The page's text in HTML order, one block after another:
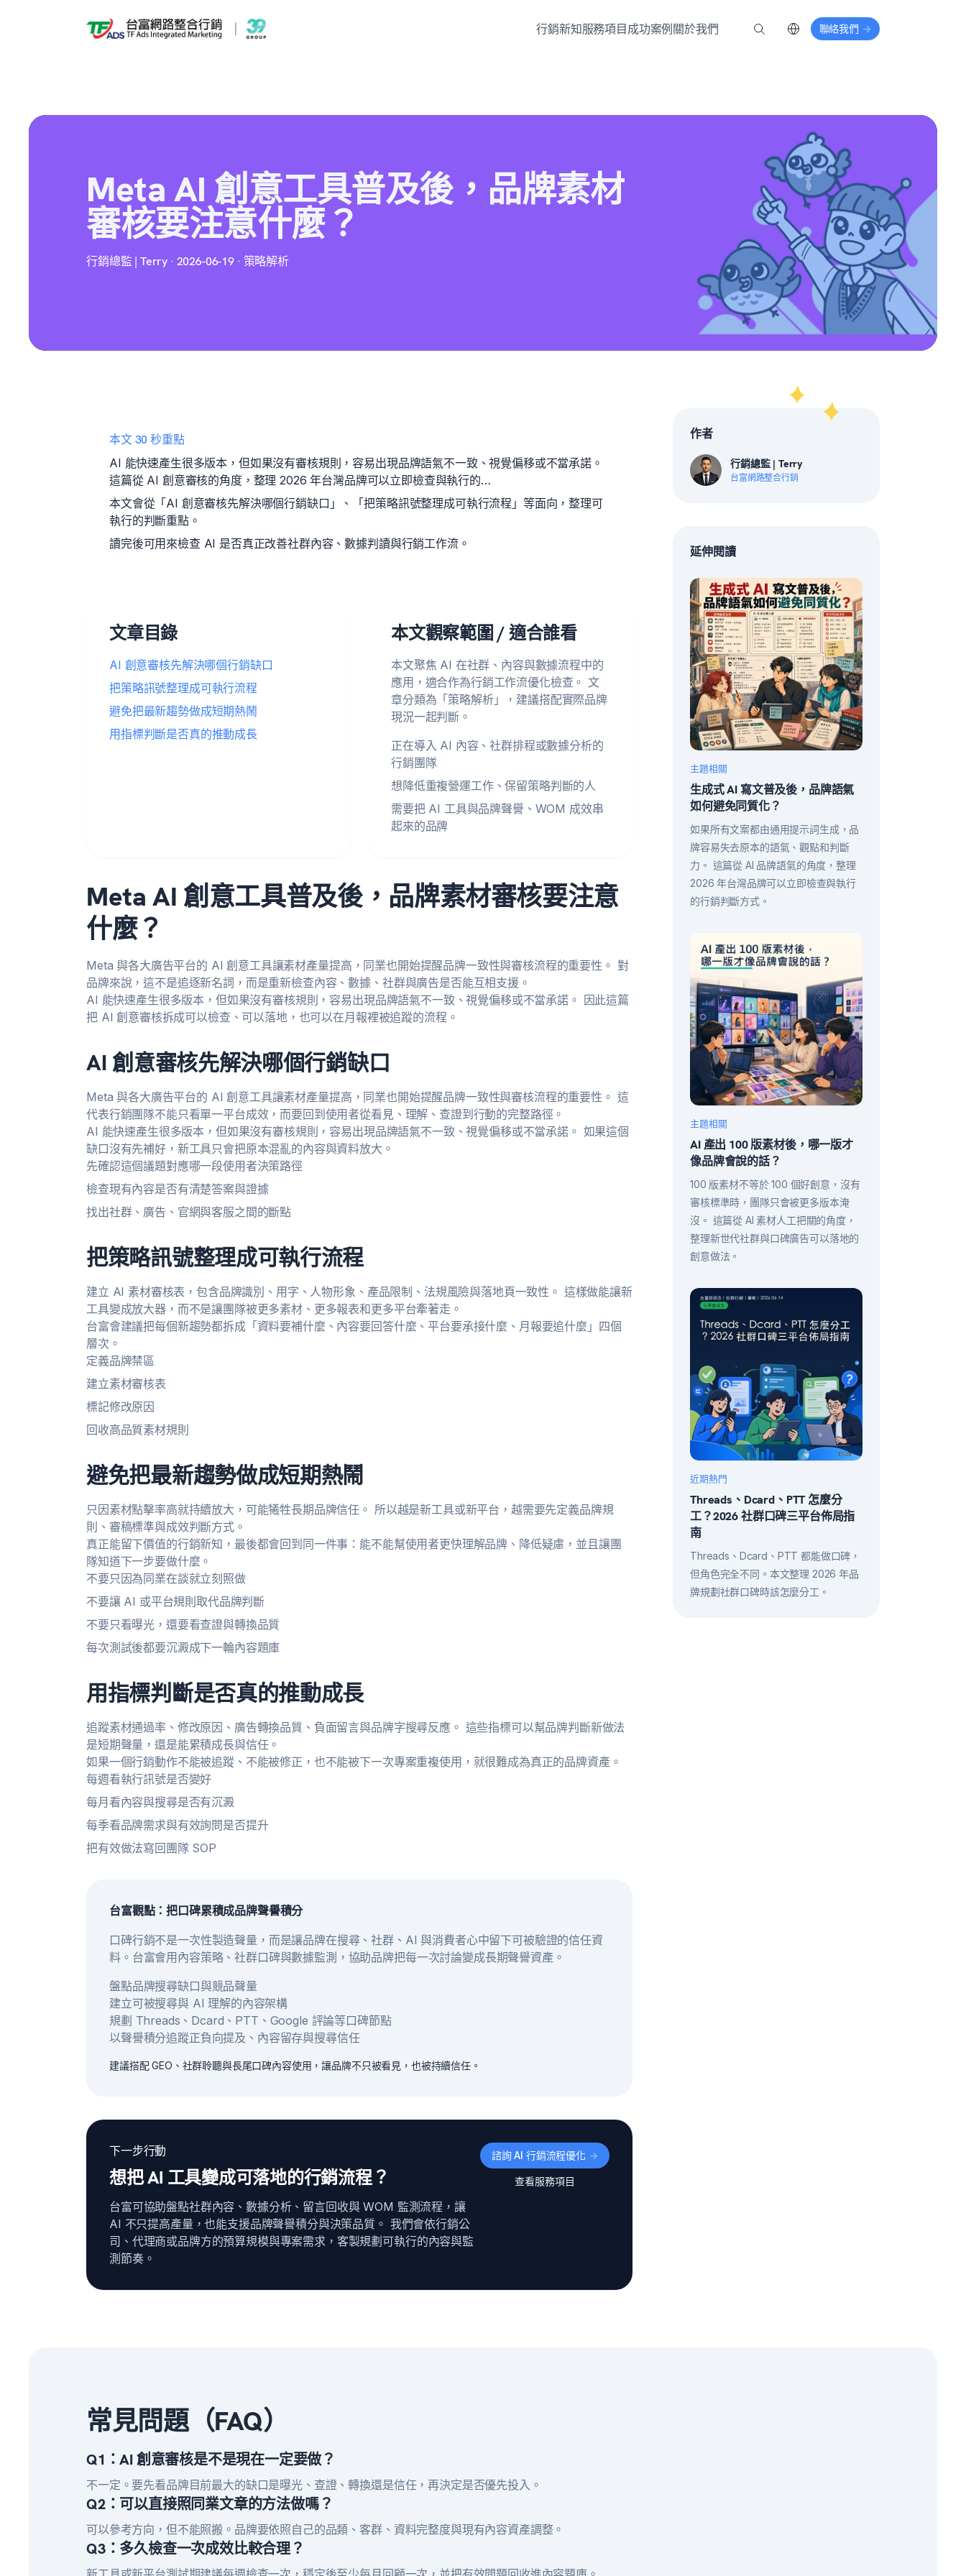
行銷新知服務項目 成功案例 關於我們 聯絡我們 ->
Meta AI 創意工具普及後，品牌素材
審核要注意什麼？
行銷總監 | Terry · 2026-06-19 · 策略解析
本文 30 秒重點
AI 能快速產生很多版本，但如果沒有審核規則，容易出現品牌語氣不一致、視覺偏移或不當承諾。
這篇從 AI 創意審核的角度，整理 2026 年台灣品牌可以立即檢查與執行的…
本文會從「AI 創意審核先解決哪個行銷缺口」、「把策略訊號整理成可執行流程」等面向，整理可
執行的判斷重點。
讀完後可用來檢查 AI 是否真正改善社群內容、數據判讀與行銷工作流。
文章目錄
AI 創意審核先解決哪個行銷缺口
把策略訊號整理成可執行流程
避免把最新趨勢做成短期熱鬧
用指標判斷是否真的推動成長
本文觀察範圍 / 適合誰看
本文聚焦 AI 在社群、內容與數據流程中的
應用，適合作為行銷工作流優化檢查。 文
章分類為「策略解析」，建議搭配實際品牌
現況一起判斷。
正在導入 AI 內容、社群排程或數據分析的
行銷團隊
想降低重複營運工作、保留策略判斷的人
需要把 AI 工具與品牌聲譽、WOM 成效串
起來的品牌
Meta AI 創意工具普及後，品牌素材審核要注意
什麼？
Meta 與各大廣告平台的 AI 創意工具讓素材產量提高，同業也開始提醒品牌一致性與審核流程的重要性。 對
品牌來說，這不是追逐新名詞，而是重新檢查內容、數據、社群與廣告是否能互相支援。
AI 能快速產生很多版本，但如果沒有審核規則，容易出現品牌語氣不一致、視覺偏移或不當承諾。 因此這篇
把 AI 創意審核拆成可以檢查、可以落地，也可以在月報裡被追蹤的流程。
AI 創意審核先解決哪個行銷缺口
Meta 與各大廣告平台的 AI 創意工具讓素材產量提高，同業也開始提醒品牌一致性與審核流程的重要性。 這
代表行銷團隊不能只看單一平台成效，而要回到使用者從看見、理解、查證到行動的完整路徑。
AI 能快速產生很多版本，但如果沒有審核規則，容易出現品牌語氣不一致、視覺偏移或不當承諾。 如果這個
缺口沒有先補好，新工具只會把原本混亂的內容與資料放大。
先確認這個議題對應哪一段使用者決策路徑
檢查現有內容是否有清楚答案與證據
找出社群、廣告、官網與客服之間的斷點
把策略訊號整理成可執行流程
建立 AI 素材審核表，包含品牌識別、用字、人物形象、產品限制、法規風險與落地頁一致性。 這樣做能讓新
工具變成放大器，而不是讓團隊被更多素材、更多報表和更多平台牽著走。
台富會建議把每個新趨勢都拆成「資料要補什麼、內容要回答什麼、平台要承接什麼、月報要追什麼」四個
層次。
定義品牌禁區
建立素材審核表
標記修改原因
回收高品質素材規則
避免把最新趨勢做成短期熱鬧
只因素材點擊率高就持續放大，可能犧牲長期品牌信任。 所以越是新工具或新平台，越需要先定義品牌規
則、審稿標準與成效判斷方式。
真正能留下價值的行銷新知，最後都會回到同一件事：能不能幫使用者更快理解品牌、降低疑慮，並且讓團
隊知道下一步要做什麼。
不要只因為同業在談就立刻照做
不要讓 AI 或平台規則取代品牌判斷
不要只看曝光，還要看查證與轉換品質
每次測試後都要沉澱成下一輪內容題庫
用指標判斷是否真的推動成長
追蹤素材通過率、修改原因、廣告轉換品質、負面留言與品牌字搜尋反應。 這些指標可以幫品牌判斷新做法
是短期聲量，還是能累積成長與信任。
如果一個行銷動作不能被追蹤、不能被修正，也不能被下一次專案重複使用，就很難成為真正的品牌資產。
每週看執行訊號是否變好
每月看內容與搜尋是否有沉澱
每季看品牌需求與有效詢問是否提升
把有效做法寫回團隊 SOP
台富觀點：把口碑累積成品牌聲譽積分
口碑行銷不是一次性製造聲量，而是讓品牌在搜尋、社群、AI 與消費者心中留下可被驗證的信任資
料。台富會用內容策略、社群口碑與數據監測，協助品牌把每一次討論變成長期聲譽資產。
盤點品牌搜尋缺口與競品聲量
建立可被搜尋與 AI 理解的內容架構
規劃 Threads、Dcard、PTT、Google 評論等口碑節點
以聲譽積分追蹤正負向提及、內容留存與搜尋信任
建議搭配 GEO、社群聆聽與長尾口碑內容使用，讓品牌不只被看見，也被持續信任。
下一步行動
想把 AI 工具變成可落地的行銷流程？
台富可協助盤點社群內容、數據分析、留言回收與 WOM 監測流程，讓
AI 不只提高產量，也能支援品牌聲譽積分與決策品質。 我們會依行銷公
司、代理商或品牌方的預算規模與專案需求，客製規劃可執行的內容與監
測節奏。
諮詢 AI 行銷流程優化 ->
查看服務項目
作者
行銷總監 | Terry
台富網路整合行銷
延伸閱讀
主題相關
生成式 AI 寫文普及後，品牌語氣
如何避免同質化？
如果所有文案都由通用提示詞生成，品
牌容易失去原本的語氣、觀點和判斷
力。 這篇從 AI 品牌語氣的角度，整理
2026 年台灣品牌可以立即檢查與執行
的行銷判斷方式。
主題相關
AI 產出 100 版素材後，哪一版才
像品牌會說的話？
100 版素材不等於 100 個好創意，沒有
審核標準時，團隊只會被更多版本淹
沒。 這篇從 AI 素材人工把關的角度，
整理新世代社群與口碑廣告可以落地的
創意做法。
近期熱門
Threads、Dcard、PTT 怎麼分
工？2026 社群口碑三平台佈局指
南
Threads、Dcard、PTT 都能做口碑，
但角色完全不同。本文整理 2026 年品
牌規劃社群口碑時該怎麼分工。
常見問題（FAQ）
Q1：AI 創意審核是不是現在一定要做？
不一定。要先看品牌目前最大的缺口是曝光、查證、轉換還是信任，再決定是否優先投入。
Q2：可以直接照同業文章的方法做嗎？
可以參考方向，但不能照搬。品牌要依照自己的品類、客群、資料完整度與現有內容資產調整。
Q3：多久檢查一次成效比較合理？